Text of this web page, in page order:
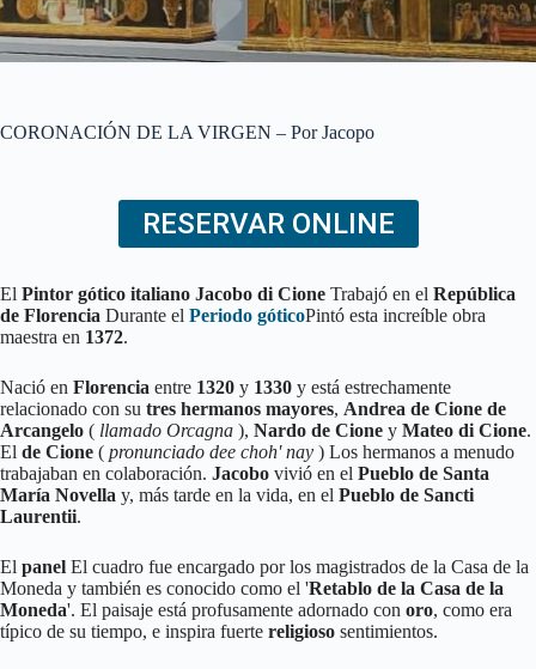
CORONACIÓN DE LA VIRGEN – Por Jacopo
RESERVAR ONLINE
El Pintor gótico italiano Jacobo di Cione Trabajó en el República
de Florencia Durante el Periodo góticoPintó esta increíble obra
maestra en 1372.
Nació en Florencia entre 1320 y 1330 y está estrechamente
relacionado con su tres hermanos mayores, Andrea de Cione de
Arcangelo ( llamado Orcagna ), Nardo de Cione y Mateo di Cione.
El de Cione ( pronunciado dee choh' nay ) Los hermanos a menudo
trabajaban en colaboración. Jacobo vivió en el Pueblo de Santa
María Novella y, más tarde en la vida, en el Pueblo de Sancti
Laurentii.
El panel El cuadro fue encargado por los magistrados de la Casa de la
Moneda y también es conocido como el 'Retablo de la Casa de la
Moneda'. El paisaje está profusamente adornado con oro, como era
típico de su tiempo, e inspira fuerte religioso sentimientos.